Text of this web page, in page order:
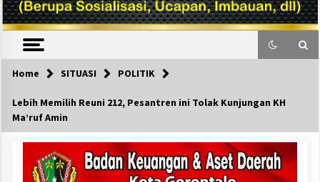
Home SITUASI POLITIK
Lebih Memilih Reuni 212, Pesantren ini Tolak Kunjungan KH
Ma’ruf Amin